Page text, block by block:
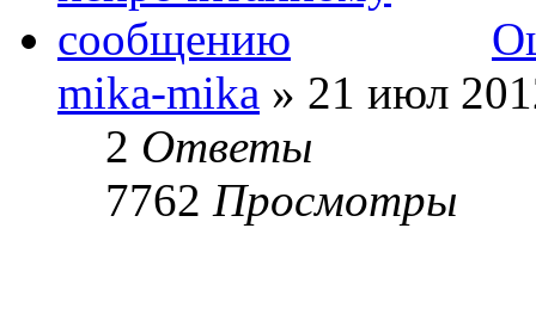
mika-mika » 21 июл
2 Ответы
7762 Просмотры